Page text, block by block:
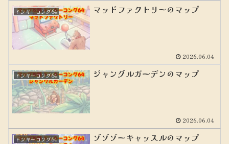
ドンキーコング64 マッドファクトリーのマップ
2026.06.04
ドンキーコング64 ジャングルガーデンのマップ
2026.06.04
ドンキーコング64 ゾゾゾーキャッスルのマップ